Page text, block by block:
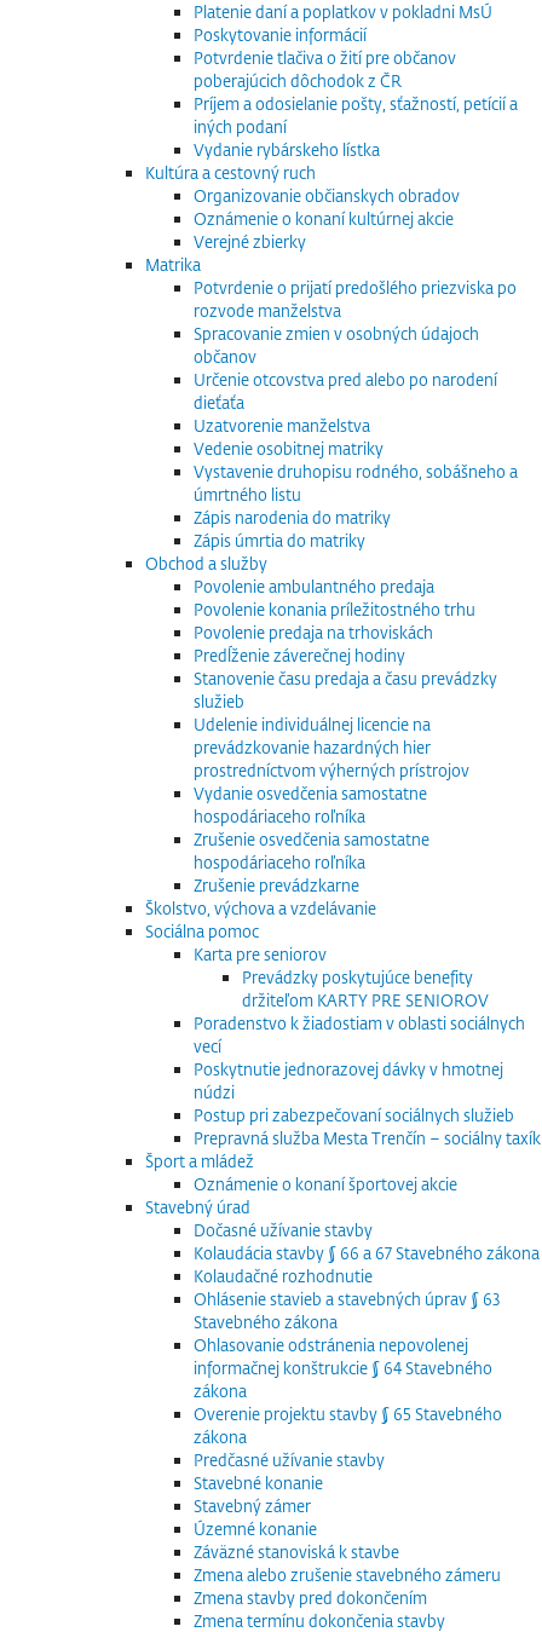
Platenie daní a poplatkov v pokladni MsÚ
Poskytovanie informácií
Potvrdenie tlačiva o žití pre občanov
poberajúcich dôchodok z ČR
Príjem a odosielanie pošty, sťažností, petícií a
iných podaní
Vydanie rybárskeho lístka
Kultúra a cestovný ruch
Organizovanie občianskych obradov
Oznámenie o konaní kultúrnej akcie
Verejné zbierky
Matrika
Potvrdenie o prijatí predošlého priezviska po
rozvode manželstva
Spracovanie zmien v osobných údajoch
občanov
Určenie otcovstva pred alebo po narodení
dieťaťa
Uzatvorenie manželstva
Vedenie osobitnej matriky
Vystavenie druhopisu rodného, sobášneho a
úmrtného listu
Zápis narodenia do matriky
Zápis úmrtia do matriky
Obchod a služby
Povolenie ambulantného predaja
Povolenie konania príležitostného trhu
Povolenie predaja na trhoviskách
Predĺženie záverečnej hodiny
Stanovenie času predaja a času prevádzky
služieb
Udelenie individuálnej licencie na
prevádzkovanie hazardných hier
prostredníctvom výherných prístrojov
Vydanie osvedčenia samostatne
hospodáriaceho roľníka
Zrušenie osvedčenia samostatne
hospodáriaceho roľníka
Zrušenie prevádzkarne
Školstvo, výchova a vzdelávanie
Sociálna pomoc
Karta pre seniorov
Prevádzky poskytujúce benefity
držiteľom KARTY PRE SENIOROV
Poradenstvo k žiadostiam v oblasti sociálnych
vecí
Poskytnutie jednorazovej dávky v hmotnej
núdzi
Postup pri zabezpečovaní sociálnych služieb
Prepravná služba Mesta Trenčín – sociálny taxík
Šport a mládež
Oznámenie o konaní športovej akcie
Stavebný úrad
Dočasné užívanie stavby
Kolaudácia stavby § 66 a 67 Stavebného zákona
Kolaudačné rozhodnutie
Ohlásenie stavieb a stavebných úprav § 63
Stavebného zákona
Ohlasovanie odstránenia nepovolenej
informačnej konštrukcie § 64 Stavebného
zákona
Overenie projektu stavby § 65 Stavebného
zákona
Predčasné užívanie stavby
Stavebné konanie
Stavebný zámer
Územné konanie
Záväzné stanoviská k stavbe
Zmena alebo zrušenie stavebného zámeru
Zmena stavby pred dokončením
Zmena termínu dokončenia stavby